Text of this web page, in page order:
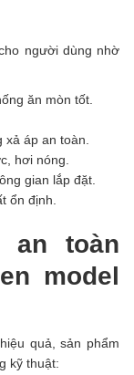
người dùng nhờ
ăn mòn tốt.
xả áp an toàn.
hơi nóng.
gian lắp đặt.
ổn định.
an toàn
model
quả, sản phẩm
kỹ thuật: